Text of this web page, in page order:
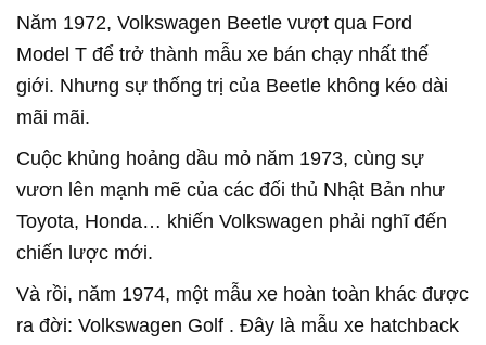
Năm 1972, Volkswagen Beetle vượt qua Ford
Model T để trở thành mẫu xe bán chạy nhất thế
giới. Nhưng sự thống trị của Beetle không kéo dài
mãi mãi.
Cuộc khủng hoảng dầu mỏ năm 1973, cùng sự
vươn lên mạnh mẽ của các đối thủ Nhật Bản như
Toyota, Honda… khiến Volkswagen phải nghĩ đến
chiến lược mới.
Và rồi, năm 1974, một mẫu xe hoàn toàn khác được
ra đời: Volkswagen Golf . Đây là mẫu xe hatchback